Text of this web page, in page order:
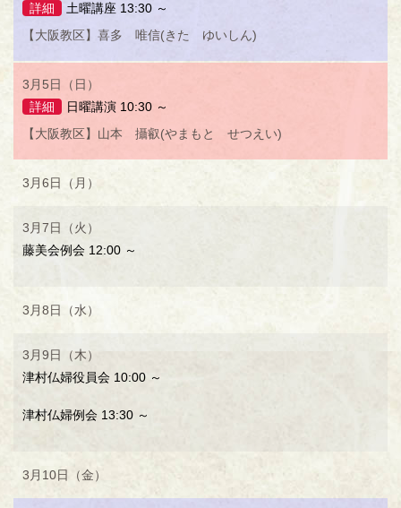
詳細
土曜講座 13:30 ～
【大阪教区】喜多 唯信(きた ゆいしん)
3月5日（日）
詳細
日曜講演 10:30 ～
【大阪教区】山本 攝叡(やまもと せつえい)
3月6日（月）
3月7日（火）
藤美会例会 12:00 ～
3月8日（水）
3月9日（木）
津村仏婦役員会 10:00 ～
津村仏婦例会 13:30 ～
3月10日（金）